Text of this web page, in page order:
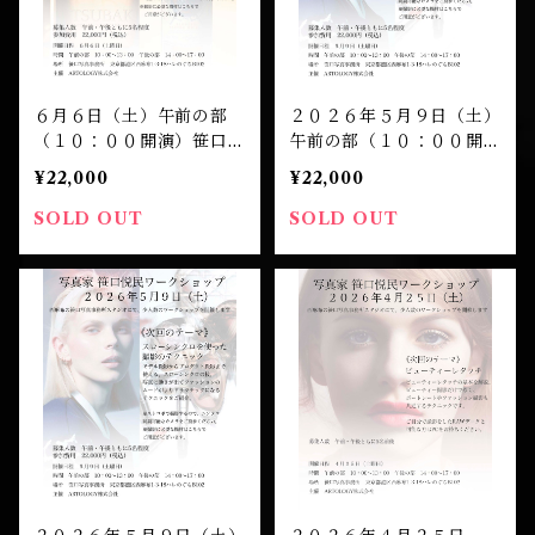
６月６日（土）午前の部
（１０：００開演）笹口悦
民 ワークショップ 受講
チケット
¥22,000
SOLD OUT
２０２６年５月９日（土）
午前の部（１０：００開
演）笹口悦民 ワークショ
ップ 受講チケット
¥22,000
SOLD OUT